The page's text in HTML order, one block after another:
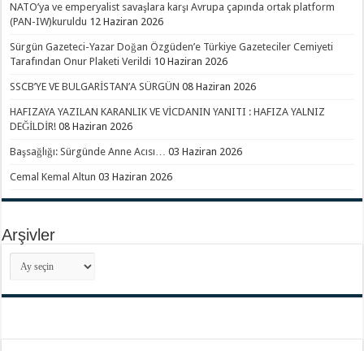
NATO’ya ve emperyalist savaşlara karşı Avrupa çapında ortak platform
(PAN-IW)kuruldu 12 Haziran 2026
Sürgün Gazeteci-Yazar Doğan Özgüden’e Türkiye Gazeteciler Cemiyeti
Tarafından Onur Plaketi Verildi 10 Haziran 2026
SSCB’YE VE BULGARİSTAN’A SÜRGÜN 08 Haziran 2026
HAFIZAYA YAZILAN KARANLIK VE VİCDANIN YANITI : HAFIZA YALNIZ
DEĞİLDİR! 08 Haziran 2026
Başsağlığı: Sürgünde Anne Acısı… 03 Haziran 2026
Cemal Kemal Altun 03 Haziran 2026
Arşivler
Arşivler